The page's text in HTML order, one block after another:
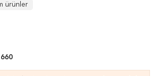
ürünler